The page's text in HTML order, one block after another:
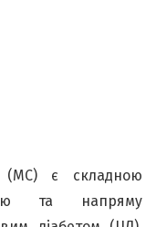
(МС) є складною
та напряму